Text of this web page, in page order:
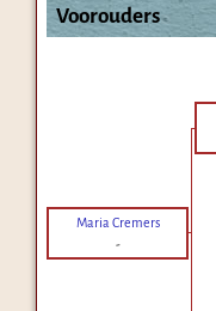
Voorouders
Maria Cremers
-